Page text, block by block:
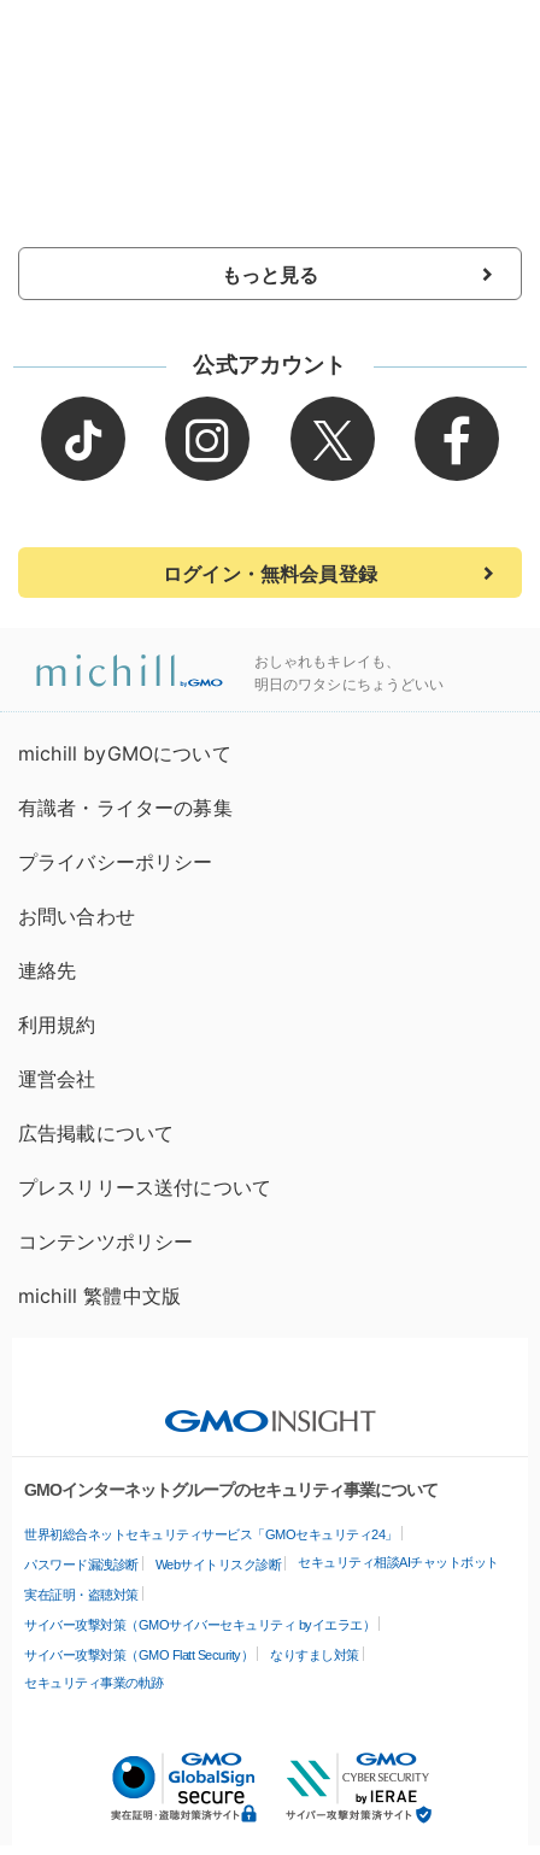
もっと見る
公式アカウント
ログイン・無料会員登録
おしゃれもキレイも、
明日のワタシにちょうどいい
michill byGMOについて
有識者・ライターの募集
プライバシーポリシー
お問い合わせ
連絡先
利用規約
運営会社
広告掲載について
プレスリリース送付について
コンテンツポリシー
michill 繁體中文版
GMOインターネットグループのセキュリティ事業について
世界初総合ネットセキュリティサービス「GMOセキュリティ24」
パスワード漏洩診断 Webサイトリスク診断 セキュリティ相談AIチャットボット
実在証明・盗聴対策
サイバー攻撃対策（GMOサイバーセキュリティ byイエラエ）
サイバー攻撃対策（GMO Flatt Security）
なりすまし対策
セキュリティ事業の軌跡